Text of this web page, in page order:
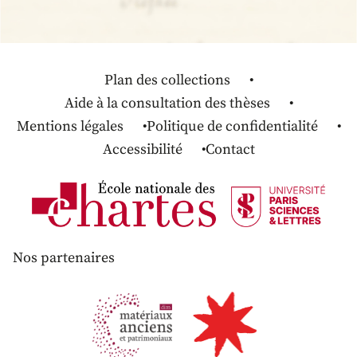
Plan des collections
Aide à la consultation des thèses
Mentions légales
Politique de confidentialité
Accessibilité
Contact
Nos partenaires